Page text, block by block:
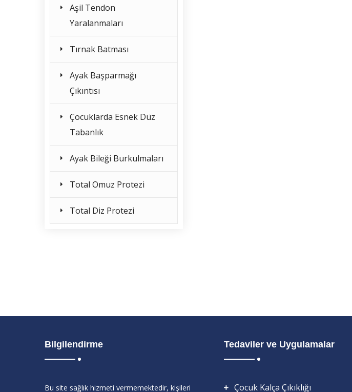
Aşil Tendon
Yaralanmaları
Tırnak Batması
Ayak Başparmağı
Çıkıntısı
Çocuklarda Esnek Düz
Tabanlık
Ayak Bileği Burkulmaları
Total Omuz Protezi
Total Diz Protezi
Bilgilendirme
Bu site sağlık hizmeti vermemektedir, kişileri
Tedaviler ve Uygulamalar
Çocuk Kalça Çıkıklığı